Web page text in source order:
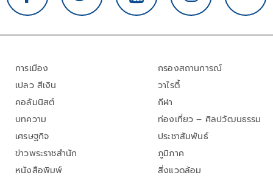
การเมือง
เปลว สีเงิน
คอลัมนิสต์
บทความ
เศรษฐกิจ
ข่าวพระราชสำนัก
หนังสือพิมพ์
กรองสถานการณ์
วาไรตี้
กีฬา
ท่องเที่ยว – ศิลปวัฒนธรรม
ประชาสัมพันธ์
ภูมิภาค
สิ่งแวดล้อม